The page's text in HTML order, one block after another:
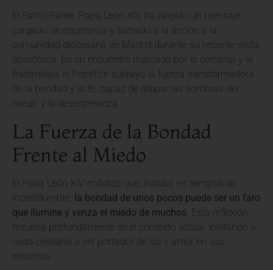
El Santo Padre, Papa León XIV, ha dirigido un mensaje
cargado de esperanza y llamado a la acción a la
comunidad diocesana de Madrid durante su reciente visita
apostólica. En un encuentro marcado por la cercanía y la
fraternidad, el Pontífice subrayó la fuerza transformadora
de la bondad y la fe, capaz de disipar las sombras del
miedo y la desesperanza.
La Fuerza de la Bondad
Frente al Miedo
El Papa León XIV enfatizó que, incluso en tiempos de
incertidumbre, la bondad de unos pocos puede ser un faro
que ilumine y venza el miedo de muchos . Esta reflexión
resuena profundamente en el contexto actual, invitando a
cada cristiano a ser portador de luz y amor en sus
entornos.